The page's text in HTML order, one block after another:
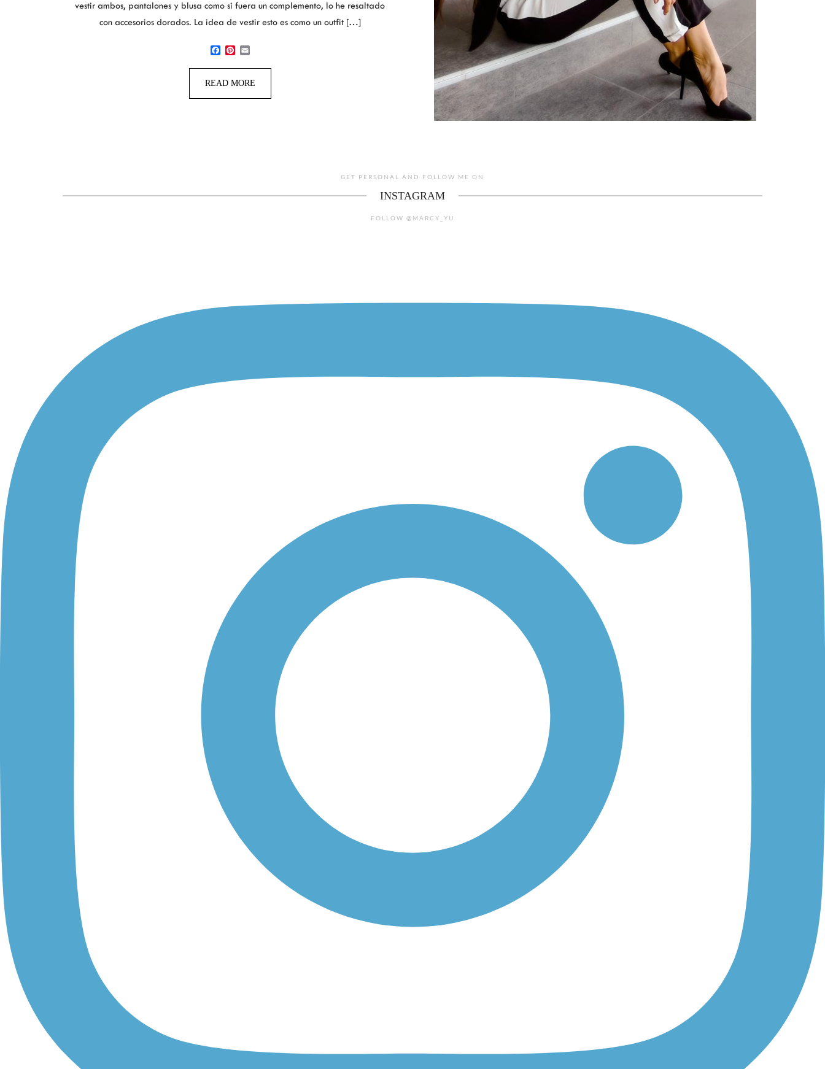
vestir ambos, pantalones y blusa como si fuera un complemento, lo he resaltado
con accesorios dorados. La idea de vestir esto es como un outfit […]
READ MORE
GET PERSONAL AND FOLLOW ME ON
INSTAGRAM
FOLLOW @MARCY_YU